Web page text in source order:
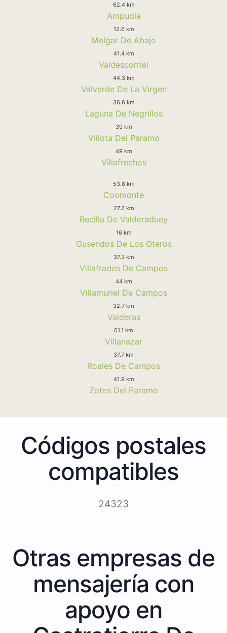
62.4 km
Ampudia
12.6 km
Melgar De Abajo
41.4 km
Valdescorriel
44.3 km
Valverde De La Virgen
36.6 km
Laguna De Negrillos
39 km
Villota Del Paramo
49 km
Villafrechos
53.8 km
Coomonte
27.2 km
Becilla De Valderaduey
16 km
Gusendos De Los Oteros
37.3 km
Villafrades De Campos
44 km
Villamuriel De Campos
32.7 km
Valderas
61.1 km
Villanazar
37.7 km
Roales De Campos
41.9 km
Zotes Del Paramo
Códigos postales
compatibles
24323
Otras empresas de
mensajería con
apoyo en